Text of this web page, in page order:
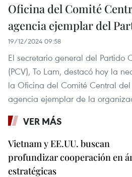
Oficina del Comité
agencia ejemplar del
19/12/2024 09:58
El secretario general del Partido
(PCV), To Lam, destacó hoy la
la Oficina del Comité Central
agencia ejemplar de la
VER MÁS
Vietnam y EE.UU. buscan
profundizar cooperación en
estratégicas